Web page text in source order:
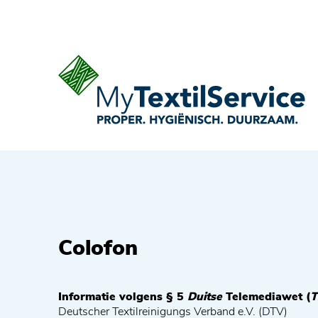
Colofon
Informatie volgens § 5 DuitseTelemediawet (
Deutscher Textilreinigungs Verband e.V. (DTV)